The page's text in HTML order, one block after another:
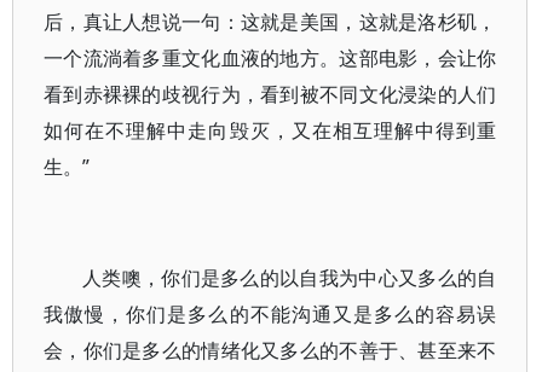
后，真让人想说一句：这就是美国，这就是洛杉矶，
一个流淌着多重文化血液的地方。这部电影，会让你
看到赤裸裸的歧视行为，看到被不同文化浸染的人们
如何在不理解中走向毁灭，又在相互理解中得到重
生。”
人类噢，你们是多么的以自我为中心又多么的自
我傲慢，你们是多么的不能沟通又是多么的容易误
会，你们是多么的情绪化又多么的不善于、甚至来不